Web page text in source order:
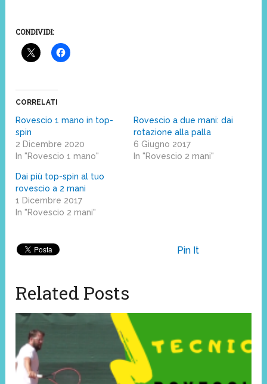
CONDIVIDI:
CORRELATI
Rovescio 1 mano in top-
spin
2 Dicembre 2020
In "Rovescio 1 mano"
Rovescio a due mani: dai
rotazione alla palla
6 Giugno 2017
In "Rovescio 2 mani"
Dai più top-spin al tuo
rovescio a 2 mani
1 Dicembre 2017
In "Rovescio 2 mani"
Pin It
Related Posts